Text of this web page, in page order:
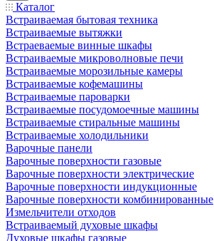
Каталог
Встраиваемая бытовая техника
Встраиваемые вытяжки
Встраеваемые винные шкафы
Встраиваемые микроволновые печи
Встраиваемые морозильные камеры
Встраиваемые кофемашины
Встраиваемые пароварки
Встраиваемые посудомоечные машины
Встраиваемые стиральные машины
Встраиваемые холодильники
Варочные панели
Варочные поверхности газовые
Варочные поверхности электрические
Варочные поверхности индукционные
Варочные поверхности комбинированные
Измельчители отходов
Встраиваемый духовые шкафы
Духовые шкафы газовые